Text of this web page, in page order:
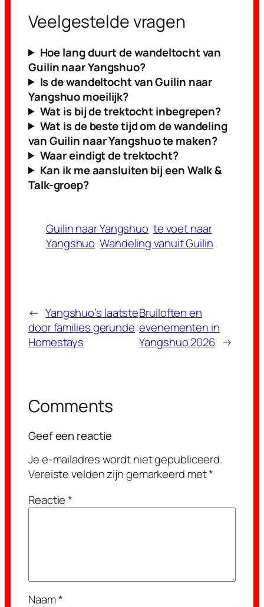
Veelgestelde vragen
Hoe lang duurt de wandeltocht van
Guilin naar Yangshuo?
Is de wandeltocht van Guilin naar
Yangshuo moeilijk?
Wat is bij de trektocht inbegrepen?
Wat is de beste tijd om de wandeling
van Guilin naar Yangshuo te maken?
Waar eindigt de trektocht?
Kan ik me aansluiten bij een Walk &
Talk-groep?
Guilin naar Yangshuo te voet naar
Yangshuo Wandeling vanuit Guilin
← Yangshuo’s laatste
door families gerunde
Homestays
Bruiloften en
evenementen in
Yangshuo 2026 →
Comments
Geef een reactie
Je e-mailadres wordt niet gepubliceerd.
Vereiste velden zijn gemarkeerd met*
Reactie*
Naam*